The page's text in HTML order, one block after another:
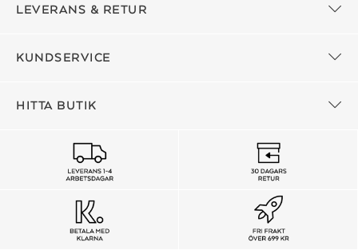
LEVERANS & RETUR
KUNDSERVICE
HITTA BUTIK